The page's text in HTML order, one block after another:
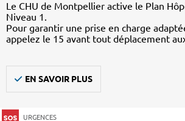
Le CHU de Montpellier active le Plan
Niveau 1.
Pour garantir une prise en charge
appelez le 15 avant tout déplacement
EN SAVOIR PLUS
URGENCES